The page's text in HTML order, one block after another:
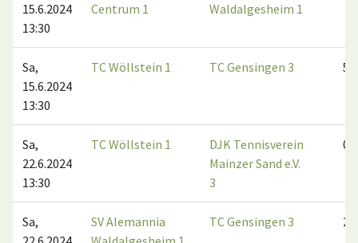
15.6.2024
13:30
Centrum 1
Waldalgesheim 1
Sa,
15.6.2024
13:30
TC Wöllstein 1 TC Gensingen 3 5:1
Sa,
22.6.2024
13:30
TC Wöllstein 1
DJK Tennisverein
Mainzer Sand e.V.
3
0:6
Sa,
SV Alemannia
TC Gensingen 3 2:4